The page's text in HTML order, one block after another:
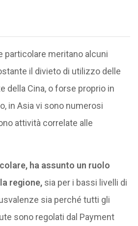
particolare meritano alcuni
il divieto di utilizzo delle
della Cina, o forse proprio in
in Asia vi sono numerosi
attività correlate alle
ha assunto un ruolo
regione, sia per i bassi livelli di
sia perché tutti gli
sono regolati dal Payment